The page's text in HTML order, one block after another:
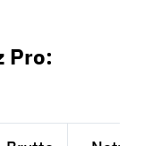
Pro: